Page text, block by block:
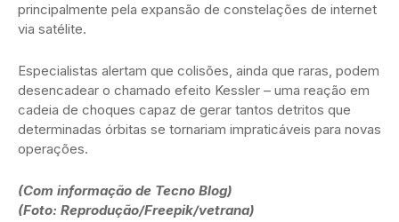
principalmente pela expansão de constelações de internet
via satélite.
Especialistas alertam que colisões, ainda que raras, podem
desencadear o chamado efeito Kessler – uma reação em
cadeia de choques capaz de gerar tantos detritos que
determinadas órbitas se tornariam impraticáveis para novas
operações.
(Com informação de Tecno Blog)
(Foto: Reprodução/Freepik/vetrana)